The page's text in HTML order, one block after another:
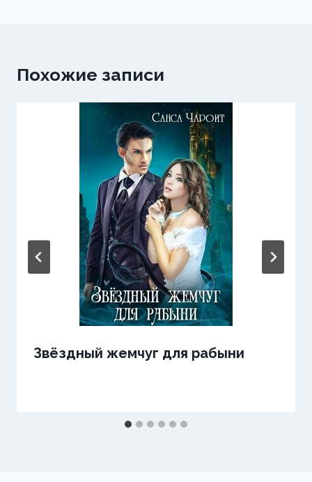
Похожие записи
Звёздный жемчуг для рабыни